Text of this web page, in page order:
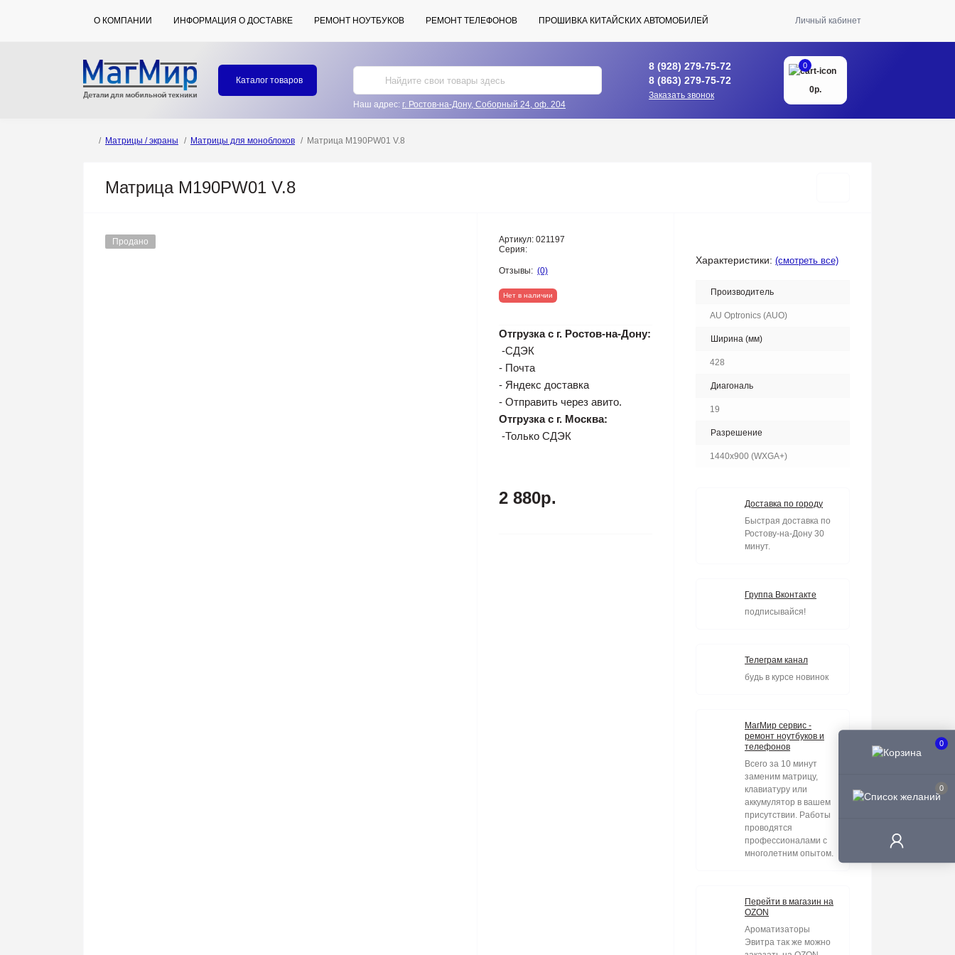
0
0
О КОМПАНИИ ИНФОРМАЦИЯ О ДОСТАВКЕ РЕМОНТ НОУТБУКОВ РЕМОНТ ТЕЛЕФОНОВ ПРОШИВКА КИТАЙСКИХ АВТОМОБИЛЕЙ Личный кабинет
Каталог товаров
Наш адрес: г. Ростов-на-Дону, Соборный 24, оф. 204
8 (928) 279-75-72
8 (863) 279-75-72
Заказать звонок
0
0р.
Матрицы / экраны Матрицы для моноблоков Матрица M190PW01 V.8
Матрица M190PW01 V.8
Продано Артикул: 021197
Серия:
Отзывы: (0)
Нет в наличии
Отгрузка с г. Ростов-на-Дону:
-СДЭК
- Почта
- Яндекс доставка
- Отправить через авито.
Отгрузка с г. Москва:
-Только СДЭК
2 880р.
Характеристики: (смотреть все)
Производитель
AU Optronics (AUO)
Ширина (мм)
428
Диагональ
19
Разрешение
1440x900 (WXGA+)
Доставка по городу
Быстрая доставка по
Ростову-на-Дону 30
минут.
Группа Вконтакте
подписывайся!
Телеграм канал
будь в курсе новинок
МагМир сервис -
ремонт ноутбуков и
телефонов
Всего за 10 минут
заменим матрицу,
клавиатуру или
аккумулятор в вашем
присутствии. Работы
проводятся
профессионалами с
многолетним опытом.
Перейти в магазин на
OZON
Ароматизаторы
Эвитра так же можно